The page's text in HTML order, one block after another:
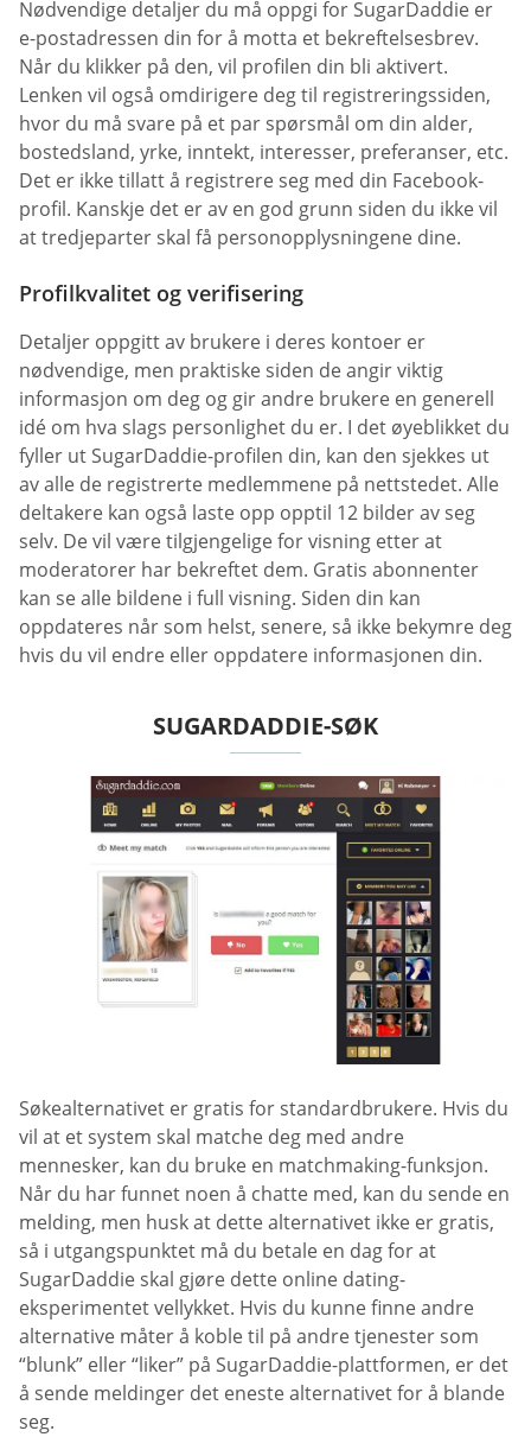
Nødvendige detaljer du må oppgi for SugarDaddie er
e-postadressen din for å motta et bekreftelsesbrev.
Når du klikker på den, vil profilen din bli aktivert.
Lenken vil også omdirigere deg til registreringssiden,
hvor du må svare på et par spørsmål om din alder,
bostedsland, yrke, inntekt, interesser, preferanser, etc.
Det er ikke tillatt å registrere seg med din Facebook-
profil. Kanskje det er av en god grunn siden du ikke vil
at tredjeparter skal få personopplysningene dine.
Profilkvalitet og verifisering
Detaljer oppgitt av brukere i deres kontoer er
nødvendige, men praktiske siden de angir viktig
informasjon om deg og gir andre brukere en generell
idé om hva slags personlighet du er. I det øyeblikket du
fyller ut SugarDaddie-profilen din, kan den sjekkes ut
av alle de registrerte medlemmene på nettstedet. Alle
deltakere kan også laste opp opptil 12 bilder av seg
selv. De vil være tilgjengelige for visning etter at
moderatorer har bekreftet dem. Gratis abonnenter
kan se alle bildene i full visning. Siden din kan
oppdateres når som helst, senere, så ikke bekymre deg
hvis du vil endre eller oppdatere informasjonen din.
SUGARDADDIE-SØK
Søkealternativet er gratis for standardbrukere. Hvis du
vil at et system skal matche deg med andre
mennesker, kan du bruke en matchmaking-funksjon.
Når du har funnet noen å chatte med, kan du sende en
melding, men husk at dette alternativet ikke er gratis,
så i utgangspunktet må du betale en dag for at
SugarDaddie skal gjøre dette online dating-
eksperimentet vellykket. Hvis du kunne finne andre
alternative måter å koble til på andre tjenester som
“blunk” eller “liker” på SugarDaddie-plattformen, er det
å sende meldinger det eneste alternativet for å blande
seg.